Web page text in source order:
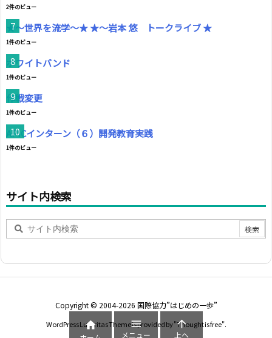
2件のビュー
★〜世界を流学〜★ ★〜岩本 悠 トークライブ ★
1件のビュー
ホワイトバンド
1件のビュー
作戦変更
1件のビュー
APICインターン（６）開発教育実践
1件のビュー
サイト内検索
Copyright © 2004-2026 国際協力”はじめの一歩”
WordPress Luxeritas Theme is provided by "Thought is free".
 
メニュー

上へ